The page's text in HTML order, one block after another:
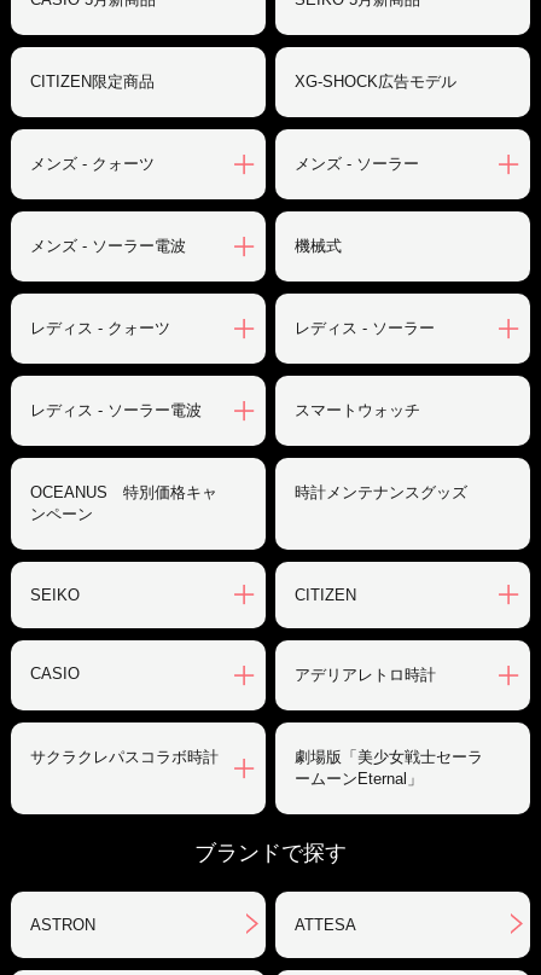
CITIZEN限定商品 XG-SHOCK広告モデル
メンズ - クォーツ メンズ - ソーラー
メンズ - ソーラー電波 機械式
レディス - クォーツ レディス - ソーラー
レディス - ソーラー電波 スマートウォッチ
OCEANUS 特別価格キャ
ンペーン
時計メンテナンスグッズ
SEIKO CITIZEN
CASIO アデリアレトロ時計
サクラクレパスコラボ時計
劇場版「美少女戦士セーラ
ームーンEternal」
ブランドで探す
ASTRON ATTESA